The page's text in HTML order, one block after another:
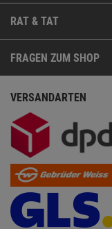
RAT & TAT
FRAGEN ZUM SHOP
VERSANDARTEN